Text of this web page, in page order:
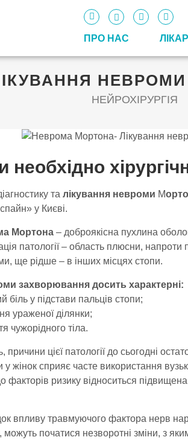
ПРО НАС ЛІКАРІ
НЕЙРОХІРУРГІЯ
необхідно
та лікування невроми М
у Києві.
Мортона – доброякісна пухлина
патології – область плюсни,
ще рідше – в інших місцях стопи.
захворювання досить характерні:
біль у підстави пальців стопи;
ураженої ділянки;
чужорідного тіла.
причини цієї патології до сьогодні
у жінок сприяє часте використання
факторів ризику відноситься
впливу травмуючого фактора нерв
можуть початися незворотні зміни, з